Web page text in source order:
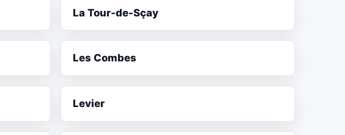
La Tour-de-Sçay
Les Combes
Levier